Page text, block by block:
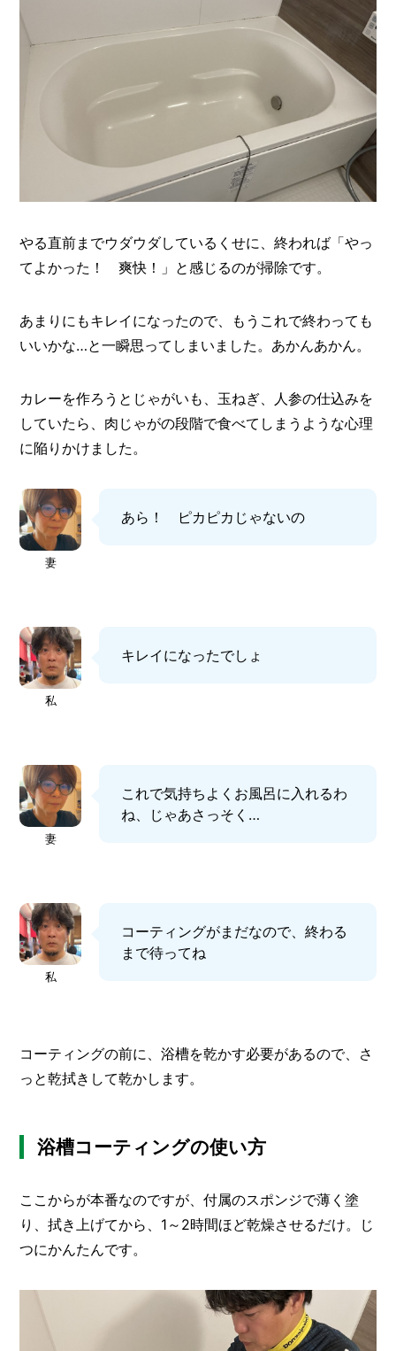
やる直前までウダウダしているくせに、終われば「やっ
てよかった！ 爽快！」と感じるのが掃除です。
あまりにもキレイになったので、もうこれで終わっても
いいかな…と一瞬思ってしまいました。あかんあかん。
カレーを作ろうとじゃがいも、玉ねぎ、人参の仕込みを
していたら、肉じゃがの段階で食べてしまうような心理
に陥りかけました。
妻
あら！ ピカピカじゃないの
私
キレイになったでしょ
妻
これで気持ちよくお風呂に入れるわ
ね、じゃあさっそく…
私
コーティングがまだなので、終わる
まで待ってね
コーティングの前に、浴槽を乾かす必要があるので、さ
っと乾拭きして乾かします。
浴槽コーティングの使い方
ここからが本番なのですが、付属のスポンジで薄く塗
り、拭き上げてから、1～2時間ほど乾燥させるだけ。じ
つにかんたんです。